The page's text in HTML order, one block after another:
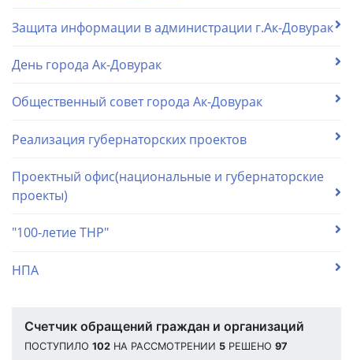
Защита информации в администрации г.Ак-Довурак
День города Ак-Довурак
Общественный совет города Ак-Довурак
Реализация губернаторских проектов
Проектный офис(национальные и губернаторские
проекты)
"100-летие ТНР"
НПА
Счетчик обращений граждан и организаций
ПОСТУПИЛО 102 НА РАССМОТРЕНИИ 5 РЕШЕНО 97